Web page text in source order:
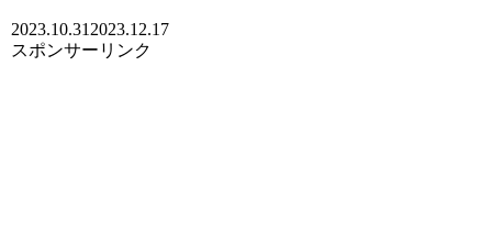
2023.10.31 2023.12.17
スポンサーリンク